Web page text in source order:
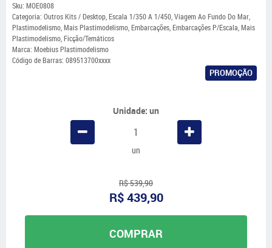
Sku: MOE0808
Categoria: Outros Kits / Desktop,Escala 1/350 A 1/450,Viagem Ao Fundo Do Mar,
Plastimodelismo,Mais Plastimodelismo,Embarcações,Embarcações P/Escala,Mais
Plastimodelismo,Ficção/Temáticos
Marca: Moebius Plastimodelismo
Código de Barras: 089513700xxxx
PROMOÇÃO
Unidade: un
un
R$ 539,90
R$ 439,90
COMPRAR